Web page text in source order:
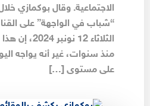
الاجتماعية. وقال بوكمازي
“شباب في الواجهة” على
الثلاثاء 12
منذ سنوات، غير أنه يواجه
على مستوى […]